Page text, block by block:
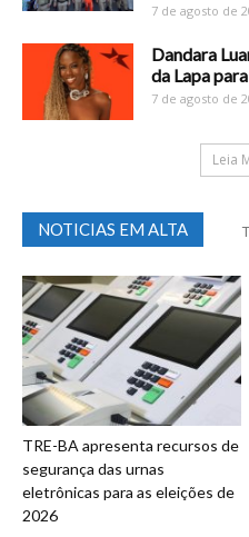
7 de agosto de
Dandara
da Lapa
7 de agosto de
Leia
NOTICIAS EM ALTA
TRE-BA apresenta recursos de
segurança das urnas
eletrônicas para as eleições de
2026